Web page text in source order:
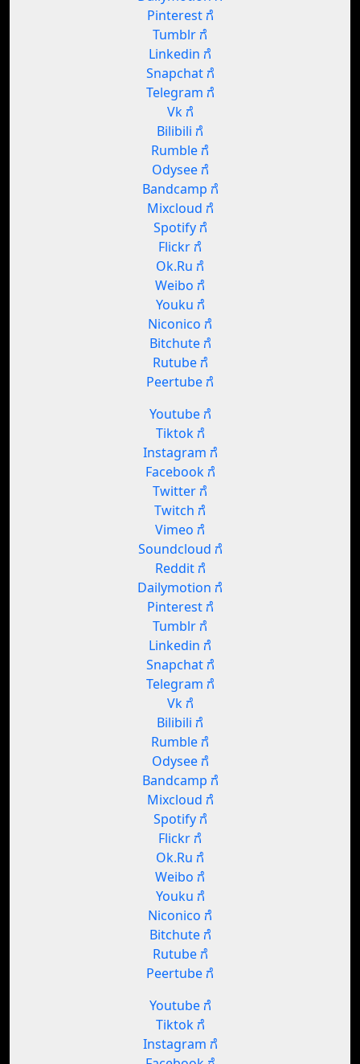
Pinterest ಗೆ
Tumblr ಗೆ
Linkedin ಗೆ
Snapchat ಗೆ
Telegram ಗೆ
Vk ಗೆ
Bilibili ಗೆ
Rumble ಗೆ
Odysee ಗೆ
Bandcamp ಗೆ
Mixcloud ಗೆ
Spotify ಗೆ
Flickr ಗೆ
Ok.Ru ಗೆ
Weibo ಗೆ
Youku ಗೆ
Niconico ಗೆ
Bitchute ಗೆ
Rutube ಗೆ
Peertube ಗೆ
Youtube ಗೆ
Tiktok ಗೆ
Instagram ಗೆ
Facebook ಗೆ
Twitter ಗೆ
Twitch ಗೆ
Vimeo ಗೆ
Soundcloud ಗೆ
Reddit ಗೆ
Dailymotion ಗೆ
Pinterest ಗೆ
Tumblr ಗೆ
Linkedin ಗೆ
Snapchat ಗೆ
Telegram ಗೆ
Vk ಗೆ
Bilibili ಗೆ
Rumble ಗೆ
Odysee ಗೆ
Bandcamp ಗೆ
Mixcloud ಗೆ
Spotify ಗೆ
Flickr ಗೆ
Ok.Ru ಗೆ
Weibo ಗೆ
Youku ಗೆ
Niconico ಗೆ
Bitchute ಗೆ
Rutube ಗೆ
Peertube ಗೆ
Youtube ಗೆ
Tiktok ಗೆ
Instagram ಗೆ